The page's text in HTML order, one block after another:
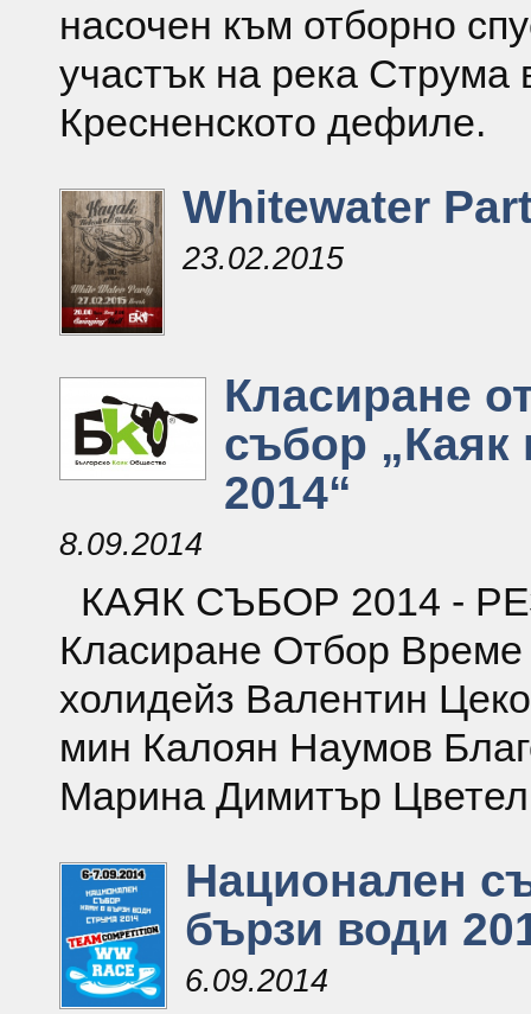
насочен към отборно
участък на река Струма
Кресненското дефиле.
Whitewater
23.02.2015
Класиране
събор „Каяк
2014“
8.09.2014
КАЯК СЪБОР 2014 -
Класиране Отбор
холидейз Валентин
мин Калоян Наумов
Марина Димитър
Национален
бързи води
6.09.2014